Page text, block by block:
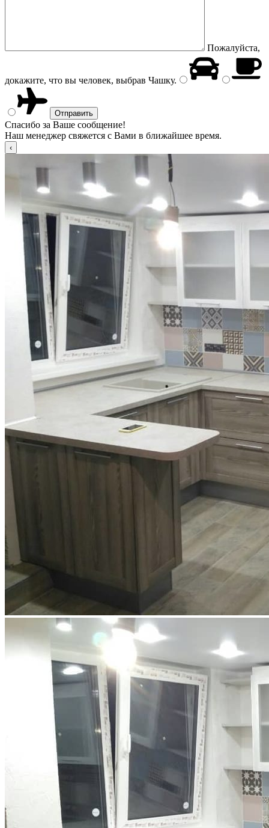
Пожалуйста,
докажите, что вы человек, выбрав Чашку.
Спасибо за Ваше сообщение!
Наш менеджер свяжется с Вами в ближайшее время.